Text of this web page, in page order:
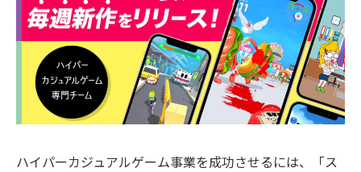
ハイパーカジュアルゲーム事業を成功させるには、「ス